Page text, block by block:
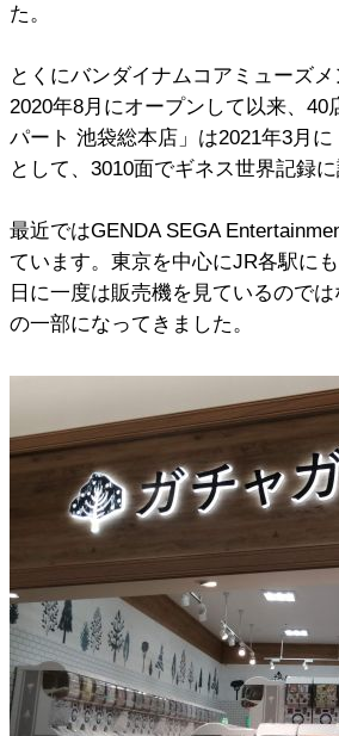
た。
とくにバンダイナムコアミューズ
2020年8月にオープンして以来、
パート 池袋総本店」は2021年3月
として、3010面でギネス世界記録
最近ではGENDA SEGA
ています。東京を中心にJR各駅に
日に一度は販売機を見ているので
の一部になってきました。